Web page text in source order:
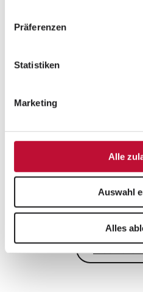
Präferenzen
Statistiken
Marketing
Alle
Auswahl
Alles
sprechen auch über
und zum Abschluss
Wann?
Online bei unserem
Weitere Artikel